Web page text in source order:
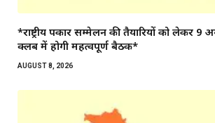
*राष्ट्रीय पत्रकार सम्मेलन की तैयारियों को लेकर 9
क्लब में होगी महत्वपूर्ण बैठक*
AUGUST 8, 2026